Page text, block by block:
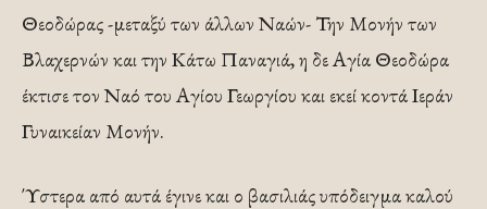
Θεοδώρας -μεταξύ των άλλων Ναών- Την Μονήν των
Βλαχερνών και την Κάτω Παναγιά, η δε Αγία Θεοδώρα
έκτισε τον Ναό του Αγίου Γεωργίου και εκεί κοντά Ιεράν
Γυναικείαν Μονήν.
Ύστερα από αυτά έγινε και ο βασιλιάς υπόδειγμα καλού